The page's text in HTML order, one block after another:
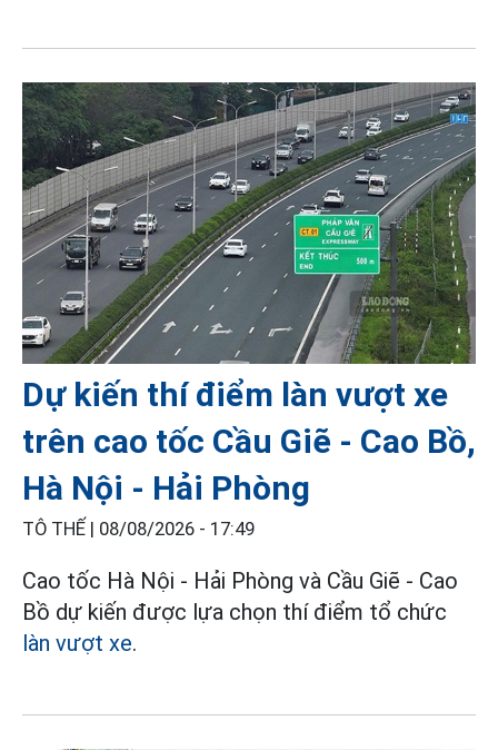
Dự kiến thí điểm làn vượt xe
trên cao tốc Cầu Giẽ - Cao Bồ,
Hà Nội - Hải Phòng
TÔ THẾ | 08/08/2026 - 17:49
Cao tốc Hà Nội - Hải Phòng và Cầu Giẽ - Cao
Bồ dự kiến được lựa chọn thí điểm tổ chức
làn vượt xe.